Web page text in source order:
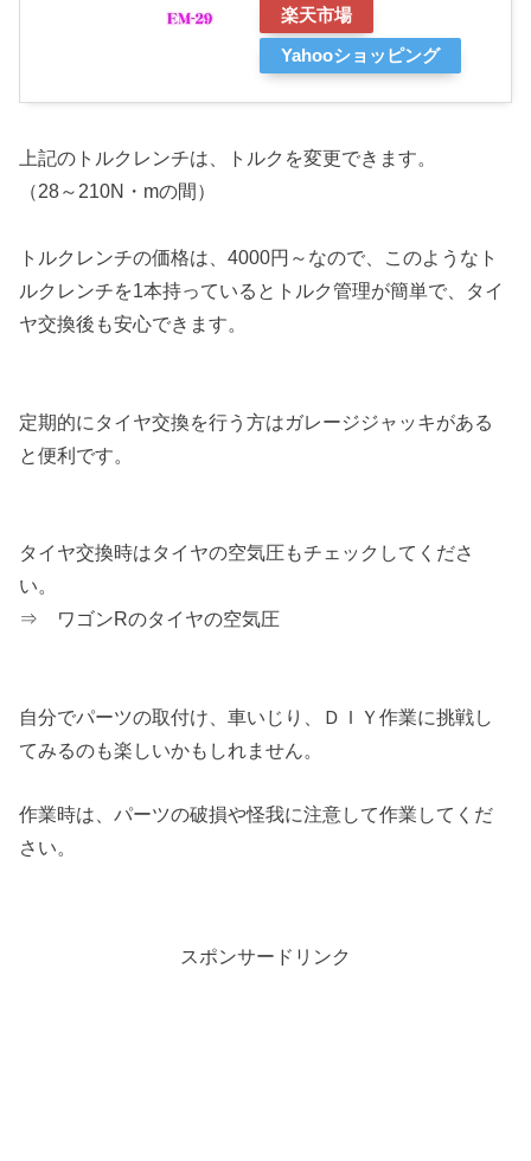
楽天市場
Yahooショッピング
上記のトルクレンチは、トルクを変更できます。
（28～210N・mの間）
トルクレンチの価格は、4000円～なので、このようなト
ルクレンチを1本持っているとトルク管理が簡単で、タイ
ヤ交換後も安心できます。
定期的にタイヤ交換を行う方はガレージジャッキがある
と便利です。
タイヤ交換時はタイヤの空気圧もチェックしてくださ
い。
⇒ ワゴンRのタイヤの空気圧
自分でパーツの取付け、車いじり、ＤＩＹ作業に挑戦し
てみるのも楽しいかもしれません。
作業時は、パーツの破損や怪我に注意して作業してくだ
さい。
スポンサードリンク